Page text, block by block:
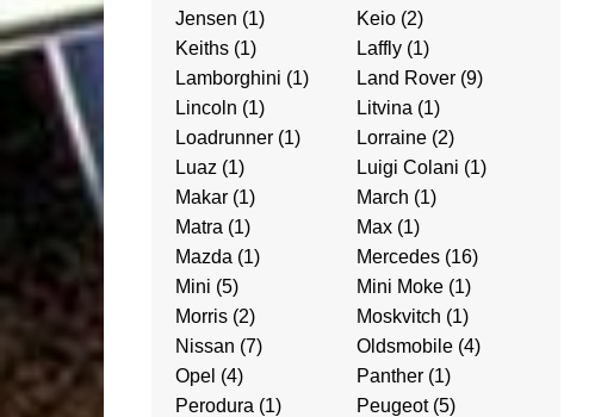
Jensen (1) Keio(2)
Keiths (1) Laffly(1)
Lamborghini (1) Land Rover(9)
Lincoln (1) Litvina (1)
Loadrunner (1) Lorraine(2)
Luaz (1) Luigi Colani (1)
Makar (1) March (1)
Matra (1) Max(1)
Mazda (1) Mercedes(16)
Mini (5) Mini Moke(1)
Morris (2) Moskvitch (1)
Nissan (7) Oldsmobile(4)
Opel (4) Panther(1)
Perodura (1) Peugeot(5)